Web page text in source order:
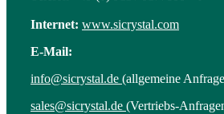
Internet: www.sicrystal.com
E-Mail:
info@sicrystal.de (allgemeine
sales@sicrystal.de (Vertriebs-